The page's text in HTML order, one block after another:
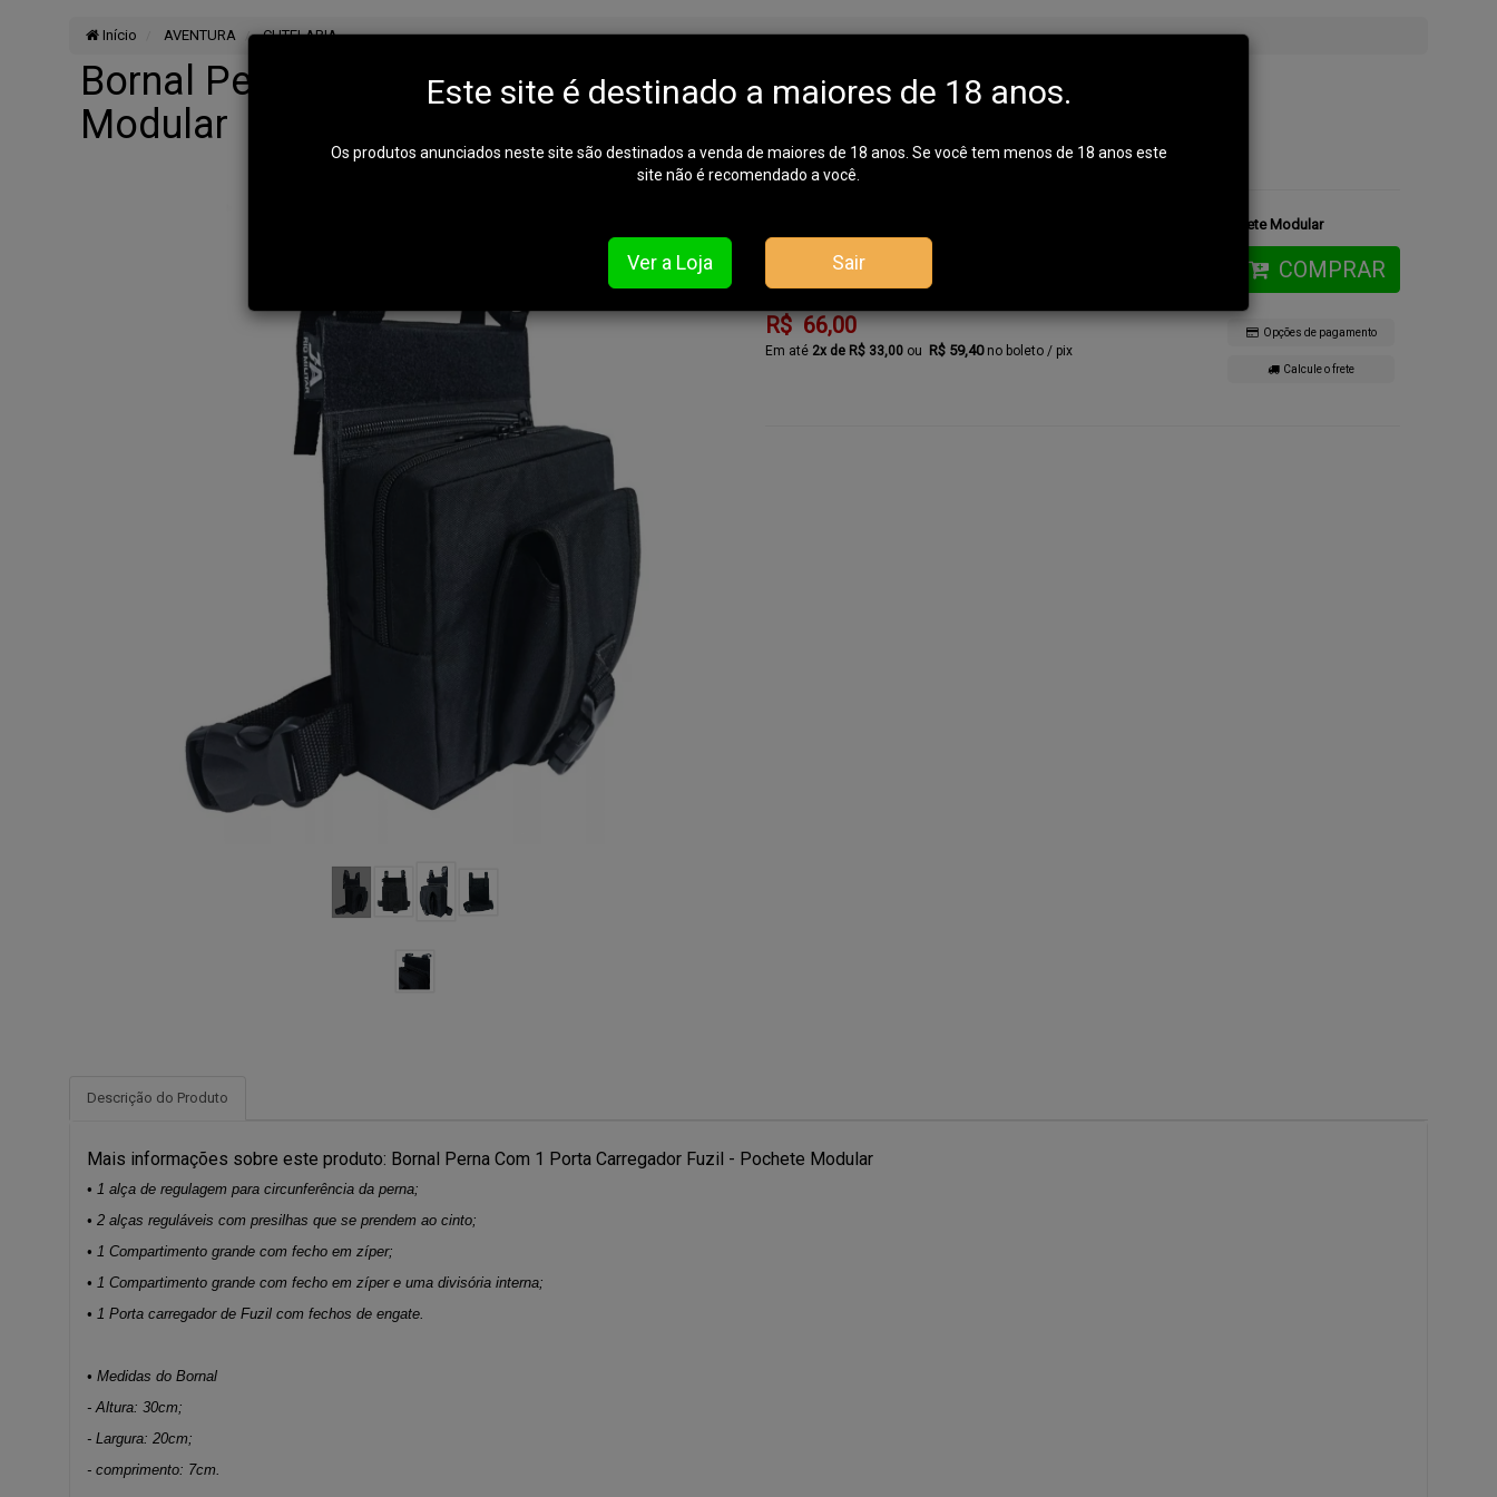
Início AVENTURA CUTELARIA
Bornal Perna Com 1 Porta Carregador Fuzil - Pochete
Modular
Bornal Perna Com 1 Porta Carregador Fuzil - Pochete Modular
Disponibilidade:
COMPRAR
R$ 66,00
2x de R$ 33,00 R$ 59,40 no boleto / pix
Opções de pagamento
Calcule o frete
Descrição do Produto
Mais informações sobre este produto: Bornal Perna Com 1 Porta Carregador Fuzil - Pochete Modular
• 1 alça de regulagem para circunferência da perna;
• 2 alças reguláveis com presilhas que se prendem ao cinto;
• 1 Compartimento grande com fecho em zíper;
• 1 Compartimento grande com fecho em zíper e uma divisória interna;
• 1 Porta carregador de Fuzil com fechos de engate.
• Medidas do Bornal
- Altura: 30cm;
- Largura: 20cm;
- comprimento: 7cm.
Este site é destinado a maiores de 18 anos.
Os produtos anunciados neste site são destinados a venda de maiores de 18 anos. Se você tem menos de 18 anos este
site não é recomendado a você.
Ver a Loja Sair